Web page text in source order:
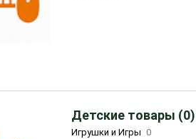
Детские товары (0)
Игрушки и Игры 0